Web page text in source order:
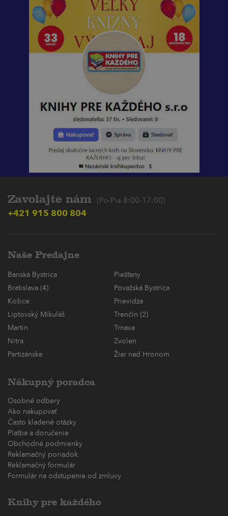
Zavolajte nám (Po-Pia 8:00-17:00)
+421 915 800 804
Naše Predajne
Banská Bystrica
Piešťany
Bratislava (4)
Považská Bystrica
Košice
Prievidza
Liptovský Mikuláš
Trenčín (2)
Martin
Trnava
Nitra
Zvolen
Partizánske
Žiar nad Hronom
Nákupný poradca
Osobné odbery
Ako nakupovať
Často kladené otázky
Platba a doručenie
Obchodné podmienky
Reklamačný poriadok
Reklamačný formulár
Formulár na odstúpenie od zmluvy
Knihy pre každého